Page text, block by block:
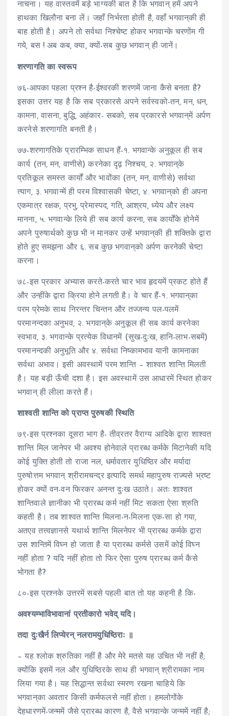
नाचना। यह वास्तवमें बड़े भाग्यकी बात है कि भगवान् हमें अपने
हाथका खिलौना बना लें। जहाँ निर्भरता होती है, वहाँ भगवान्‌की ही
बाह होती है। अपने तो सर्वथा निश्चेष्ट होकर भगवान्के चरणोंम गी
गये, बस ! अब कब, क्या, क्यों-सब कुछ भगवान् ही जानें।
शरणागति का स्वरूप
७६-आपका पहला प्रश्न है-ईश्वरकी शरणमें जाना कैसे बनता है?
इसका उत्तर यह है कि सब प्रकारसे अपने सर्वस्वको-तन, मन, धन,
कामना, वासना, बुद्धि, अहंकार- सबको, सब प्रकारसे भगवान्‌में अर्पण
करनेसे शरणागति बनती है।
७७-शरणागतिके प्रारम्भिक साधन हैं-१. भगवान्के अनुकूल ही सब
कार्य (तन, मन, वाणीसे) करनेका दृढ़ निश्चय, २. भगवान्‌के
प्रतिकूल समस्त कार्यों और भावोंका (तन, मन, वाणीसे) सर्वथा
त्याग, ३. भगवान्में ही परम विश्वासकी चेष्टा, ४. भगवान्‌को ही अपना
एकमात्र रक्षक, प्रभु, प्रेमास्पद, गति, आश्रय, ध्येय और लक्ष्य
मानना, ५. भगवान्के लिये ही सब कार्य करना, सब कार्योंके होनेमें
अपने पुरुषार्थको कुछ भी न मानकर उन्हें भगवान्‌की ही शक्तिके द्वारा
होते हुए समझना और ६. सब कुछ भगवान्‌को अर्पण करनेकी चेष्टा
करना।
७८-इस प्रकार अभ्यास करते-करते चार भाव हृदयमें प्रकट होते हैं
और उन्हींके द्वारा क्रिया होने लगती है। वे चार हैं-१. भगवान्‌का
परम प्रेमके साथ निरन्तर चिन्तन और तज्जन्य पल-पलमें
परमानन्दका अनुभव, २. भगवान्‌के अनुकूल ही सब कार्य करनेका
स्वभाव, ३. भगवान्के प्रत्येक विधानमें (सुख-दुःख, हानि-लाभ-सबमें)
परमानन्दकी अनुभूति और ४. सर्वथा निष्कामभाव यानी कामनाका
सर्वथा अभाव। इसी अवस्थामें परम शान्ति – शाश्वत शान्ति मिलती
है। यह बड़ी ऊँची दशा है। इस अवस्थामें उस आधारमें स्थित होकर
भगवान् ही लीला करते हैं।
शाश्वती शान्ति को प्राप्त पुरुषकी स्थिति
७९-इस प्रश्नका दूसरा भाग है- तीव्रतर वैराग्य आदिके द्वारा शाश्वत
शान्ति मिल जानेपर भी अवश्य होनेवाले प्रारब्ध कर्मके मिटानेकी यदि
कोई युक्ति होती तो राजा नल, धर्मावतार युधिष्ठिर और मर्यादा
पुरुषोत्तम भगवान् श्रीरामचन्द्र इत्यादि समर्थ महापुरुष राज्यसे भ्रष्ट
होकर क्यों वन-वन फिरकर अनन्त दुःख उठाते। अतः शाश्वत
शान्तिवाले ज्ञानीका भी प्रारब्ध कर्म नहीं मिट सकता ऐसा श्रुति
कहती है। तब शाश्वत शान्ति मिलना-न-मिलना एक-सा हो गया,
अतएव तत्त्वज्ञानसे यथार्थ शान्ति मिलनेपर भी प्रारब्ध कर्मके द्वारा
उस शान्तिमें विघ्न हो जाता है या प्रारब्ध कर्मसे उसमें कोई विघ्न
नहीं होता ? यदि नहीं होता तो फिर ऐसा पुरुष प्रारब्ध कर्म कैसे
भोगता है?
८०-इस प्रश्नके उत्तरमें सबसे पहली बात तो यह कहनी है कि-
अवश्यम्भाविभावानां प्रतीकारो भवेद् यदि।
तदा दुःखैर्न लिप्येरन् नलरामयुधिष्ठिराः ॥
– यह श्लोक श्रुतिका नहीं है और मेरे मतसे यह उचित भी नहीं है;
क्योंकि इसमें नल और युधिष्ठिरके साथ ही भगवान् श्रीरामका नाम
लिया गया है। यह सिद्धान्त सर्वथा स्मरण रखना चाहिये कि
भगवान्‌का अवतार किसी कर्मफलसे नहीं होता। हमलोगोंके
देहधारणमें-जन्ममें जैसे प्रारब्ध कारण है, वैसे भगवान्के जन्ममें नहीं है;